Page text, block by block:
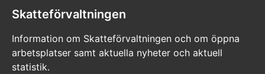
Skatteförvaltningen
Information om Skatteförvaltningen och om öppna
arbetsplatser samt aktuella nyheter och aktuell
statistik.